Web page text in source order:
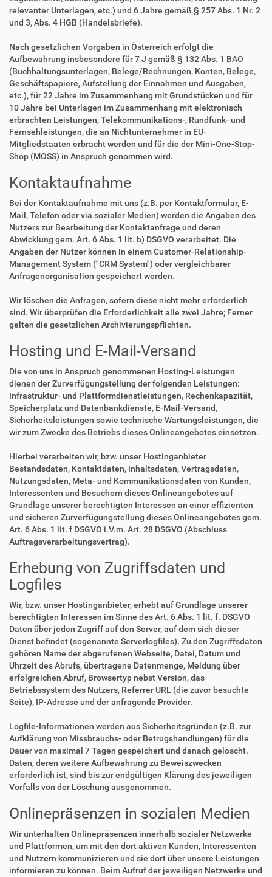
relevanter Unterlagen, etc.) und 6 Jahre gemäß § 257 Abs. 1 Nr. 2
und 3, Abs. 4 HGB (Handelsbriefe).
Nach gesetzlichen Vorgaben in Österreich erfolgt die
Aufbewahrung insbesondere für 7 J gemäß § 132 Abs. 1 BAO
(Buchhaltungsunterlagen, Belege/Rechnungen, Konten, Belege,
Geschäftspapiere, Aufstellung der Einnahmen und Ausgaben,
etc.), für 22 Jahre im Zusammenhang mit Grundstücken und für
10 Jahre bei Unterlagen im Zusammenhang mit elektronisch
erbrachten Leistungen, Telekommunikations-, Rundfunk- und
Fernsehleistungen, die an Nichtunternehmer in EU-
Mitgliedstaaten erbracht werden und für die der Mini-One-Stop-
Shop (MOSS) in Anspruch genommen wird.
Kontaktaufnahme
Bei der Kontaktaufnahme mit uns (z.B. per Kontaktformular, E-
Mail, Telefon oder via sozialer Medien) werden die Angaben des
Nutzers zur Bearbeitung der Kontaktanfrage und deren
Abwicklung gem. Art. 6 Abs. 1 lit. b) DSGVO verarbeitet. Die
Angaben der Nutzer können in einem Customer-Relationship-
Management System ("CRM System") oder vergleichbarer
Anfragenorganisation gespeichert werden.
Wir löschen die Anfragen, sofern diese nicht mehr erforderlich
sind. Wir überprüfen die Erforderlichkeit alle zwei Jahre; Ferner
gelten die gesetzlichen Archivierungspflichten.
Hosting und E-Mail-Versand
Die von uns in Anspruch genommenen Hosting-Leistungen
dienen der Zurverfügungstellung der folgenden Leistungen:
Infrastruktur- und Plattformdienstleistungen, Rechenkapazität,
Speicherplatz und Datenbankdienste, E-Mail-Versand,
Sicherheitsleistungen sowie technische Wartungsleistungen, die
wir zum Zwecke des Betriebs dieses Onlineangebotes einsetzen.
Hierbei verarbeiten wir, bzw. unser Hostinganbieter
Bestandsdaten, Kontaktdaten, Inhaltsdaten, Vertragsdaten,
Nutzungsdaten, Meta- und Kommunikationsdaten von Kunden,
Interessenten und Besuchern dieses Onlineangebotes auf
Grundlage unserer berechtigten Interessen an einer effizienten
und sicheren Zurverfügungstellung dieses Onlineangebotes gem.
Art. 6 Abs. 1 lit. f DSGVO i.V.m. Art. 28 DSGVO (Abschluss
Auftragsverarbeitungsvertrag).
Erhebung von Zugriffsdaten und
Logfiles
Wir, bzw. unser Hostinganbieter, erhebt auf Grundlage unserer
berechtigten Interessen im Sinne des Art. 6 Abs. 1 lit. f. DSGVO
Daten über jeden Zugriff auf den Server, auf dem sich dieser
Dienst befindet (sogenannte Serverlogfiles). Zu den Zugriffsdaten
gehören Name der abgerufenen Webseite, Datei, Datum und
Uhrzeit des Abrufs, übertragene Datenmenge, Meldung über
erfolgreichen Abruf, Browsertyp nebst Version, das
Betriebssystem des Nutzers, Referrer URL (die zuvor besuchte
Seite), IP-Adresse und der anfragende Provider.
Logfile-Informationen werden aus Sicherheitsgründen (z.B. zur
Aufklärung von Missbrauchs- oder Betrugshandlungen) für die
Dauer von maximal 7 Tagen gespeichert und danach gelöscht.
Daten, deren weitere Aufbewahrung zu Beweiszwecken
erforderlich ist, sind bis zur endgültigen Klärung des jeweiligen
Vorfalls von der Löschung ausgenommen.
Onlinepräsenzen in sozialen Medien
Wir unterhalten Onlinepräsenzen innerhalb sozialer Netzwerke
und Plattformen, um mit den dort aktiven Kunden, Interessenten
und Nutzern kommunizieren und sie dort über unsere Leistungen
informieren zu können. Beim Aufruf der jeweiligen Netzwerke und